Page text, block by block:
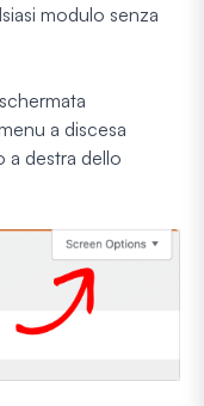
modulo senza
a discesa
a destra dello